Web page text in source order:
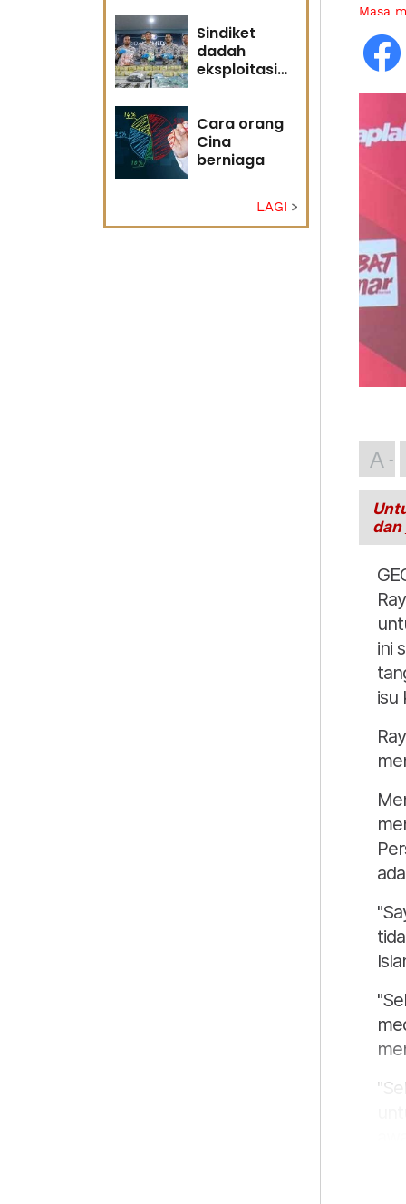
memihak
Anwar?
Sindiket
dadah
eksploitasi
Cara orang
Cina
berniaga
LAGI
Masa
A
dan
ini
isu